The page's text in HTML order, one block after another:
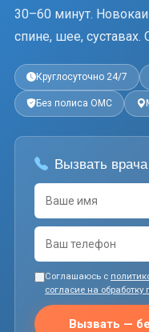
30–60 минут.
спине, шее, суставах.
Круглосуточно 24/7
Без полиса ОМС
Вызвать врача
Соглашаюсь с
согласие на
Вызвать —